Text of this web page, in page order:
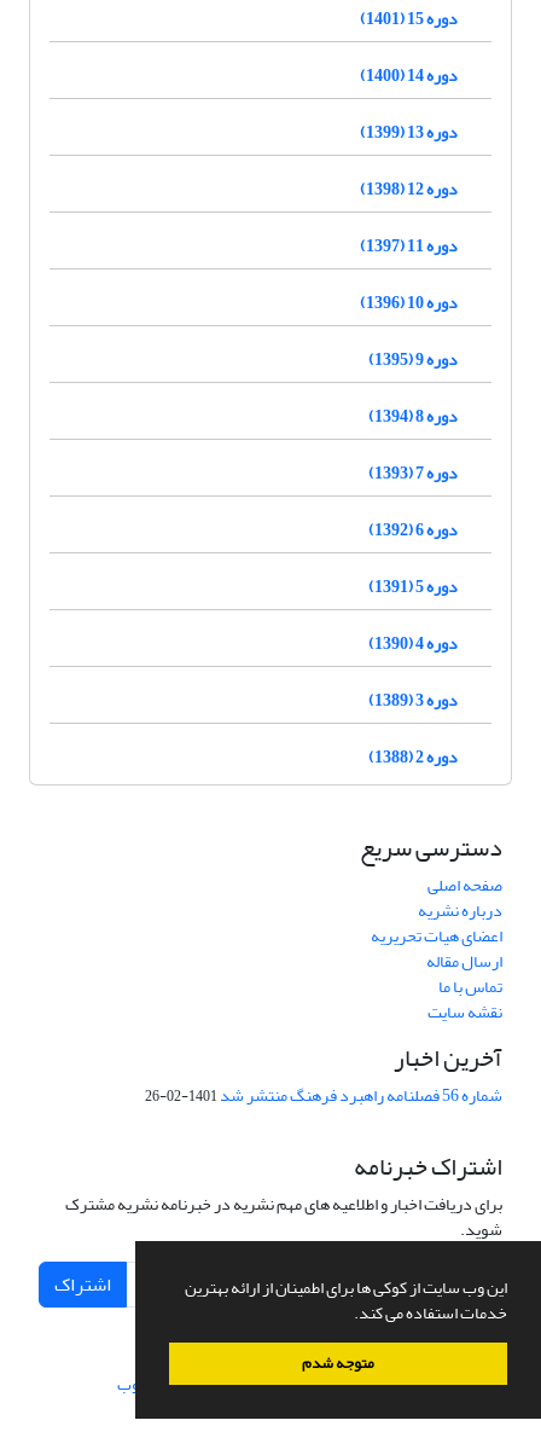
این وب سایت از کوکی ها برای اطمینان از ارائه بهترین
خدمات استفاده می کند.
متوجه شدم
دوره 15 (1401)
دوره 14 (1400)
دوره 13 (1399)
دوره 12 (1398)
دوره 11 (1397)
دوره 10 (1396)
دوره 9 (1395)
دوره 8 (1394)
دوره 7 (1393)
دوره 6 (1392)
دوره 5 (1391)
دوره 4 (1390)
دوره 3 (1389)
دوره 2 (1388)
دسترسی سریع
صفحه اصلی
درباره نشریه
اعضای هیات تحریریه
ارسال مقاله
تماس با ما
نقشه سایت
آخرین اخبار
شماره 56 فصلنامه راهبرد فرهنگ منتشر شد 1401-02-26
اشتراک خبرنامه
برای دریافت اخبار و اطلاعیه های مهم نشریه در خبرنامه نشریه مشترک
شوید.
اشتراک
سامانه مدیریت نشریات علمی.طراحی و پیاده سازی از سیناوب